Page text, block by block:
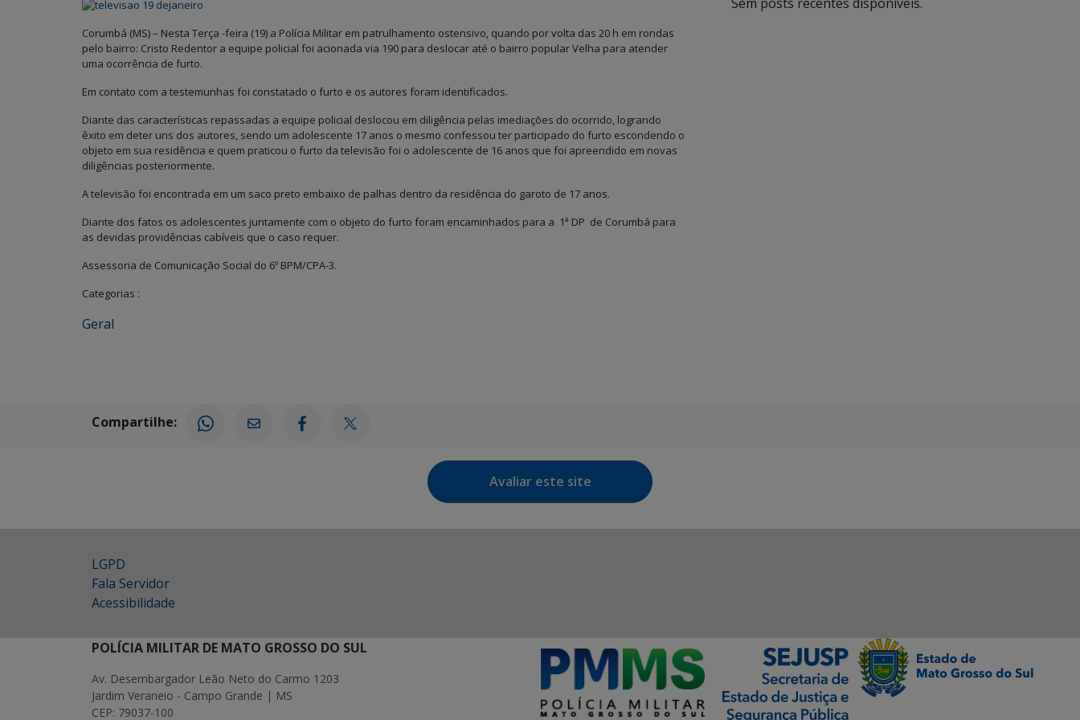
Corumbá (MS) – Nesta Terça -feira (19) a Polícia Militar em patrulhamento ostensivo, quando por volta das 20 h em rondas
pelo bairro: Cristo Redentor a equipe policial foi acionada via 190 para deslocar até o bairro popular Velha para atender
uma ocorrência de furto.
Em contato com a testemunhas foi constatado o furto e os autores foram identificados.
Diante das características repassadas a equipe policial deslocou em diligência pelas imediações do ocorrido, logrando
êxito em deter uns dos autores, sendo um adolescente 17 anos o mesmo confessou ter participado do furto escondendo o
objeto em sua residência e quem praticou o furto da televisão foi o adolescente de 16 anos que foi apreendido em novas
diligências posteriormente.
A televisão foi encontrada em um saco preto embaixo de palhas dentro da residência do garoto de 17 anos.
Diante dos fatos os adolescentes juntamente com o objeto do furto foram encaminhados para a 1ª DP de Corumbá para
as devidas providências cabíveis que o caso requer.
Assessoria de Comunicação Social do 6º BPM/CPA-3.
Categorias :
Geral
Compartilhe:
Avaliar este site
LGPD
Fala Servidor
Acessibilidade
POLÍCIA MILITAR DE MATO GROSSO DO SUL
Av. Desembargador Leão Neto do Carmo 1203
Jardim Veraneio - Campo Grande | MS
CEP: 79037-100